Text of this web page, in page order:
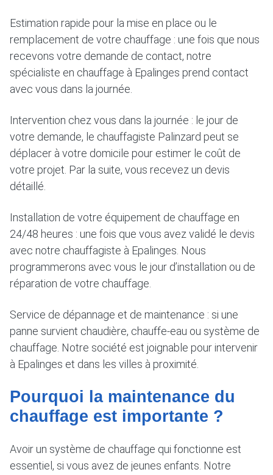
Estimation rapide pour la mise en place ou le
remplacement de votre chauffage : une fois que nous
recevons votre demande de contact, notre
spécialiste en chauffage à Epalinges prend contact
avec vous dans la journée.
Intervention chez vous dans la journée : le jour de
votre demande, le chauffagiste Palinzard peut se
déplacer à votre domicile pour estimer le coût de
votre projet. Par la suite, vous recevez un devis
détaillé.
Installation de votre équipement de chauffage en
24/48 heures : une fois que vous avez validé le devis
avec notre chauffagiste à Epalinges. Nous
programmerons avec vous le jour d’installation ou de
réparation de votre chauffage.
Service de dépannage et de maintenance : si une
panne survient chaudière, chauffe-eau ou système de
chauffage. Notre société est joignable pour intervenir
à Epalinges et dans les villes à proximité.
Pourquoi la maintenance du
chauffage est importante ?
Avoir un système de chauffage qui fonctionne est
essentiel, si vous avez de jeunes enfants. Notre